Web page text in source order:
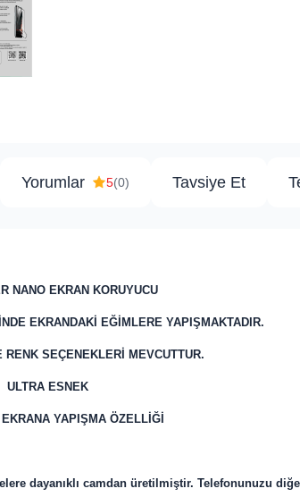
Yorumlar 5(0) Tavsiye Et
NANO EKRAN KORUYUCU
EKRANDAKİ EĞİMLERE YAPIŞMAKTADIR.
RENK SEÇENEKLERİ MEVCUTTUR.
ULTRA ESNEK
YAPIŞMA ÖZELLİĞİ
dayanıklı camdan üretilmiştir. Telefonunuzu